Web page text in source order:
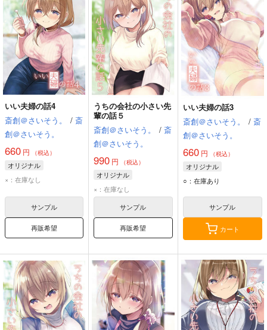
いい夫婦の話4
斎創＠さいそう。
/ 斎
創＠さいそう。
660 円 （税込）
オリジナル
×：在庫なし
サンプル
再販希望
うちの会社の小さい先
輩の話５
斎創＠さいそう。
/ 斎
創＠さいそう。
990 円 （税込）
オリジナル
×：在庫なし
サンプル
再販希望
いい夫婦の話3
斎創＠さいそう。
/ 斎
創＠さいそう。
660円 （税込）
オリジナル
○：在庫あり
サンプル
カート